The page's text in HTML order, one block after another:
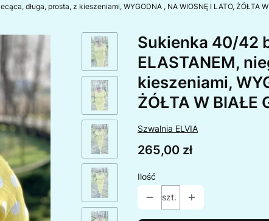
długa, prosta, z kieszeniami, WYGODNA , NA WIOSNĘ I LATO, ŻÓŁTA
Sukienka 40/42
ELASTANEM,
kieszeniami,
ŻÓŁTA W BIAŁE
Szwalnia ELVIA
Cena
265,00 zł
Ilość
szt.